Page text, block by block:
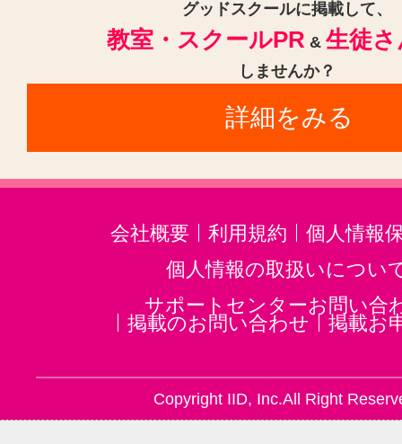
グッドスクールに掲載して、
教室・スクールPR & 生徒
しませんか？
詳細をみる
会社概要 利用規約
個人情報
個人情報の取扱いについ
サポートセンターお問い合
掲載のお問い合わせ
掲載お
Copyright IID, Inc.All Right